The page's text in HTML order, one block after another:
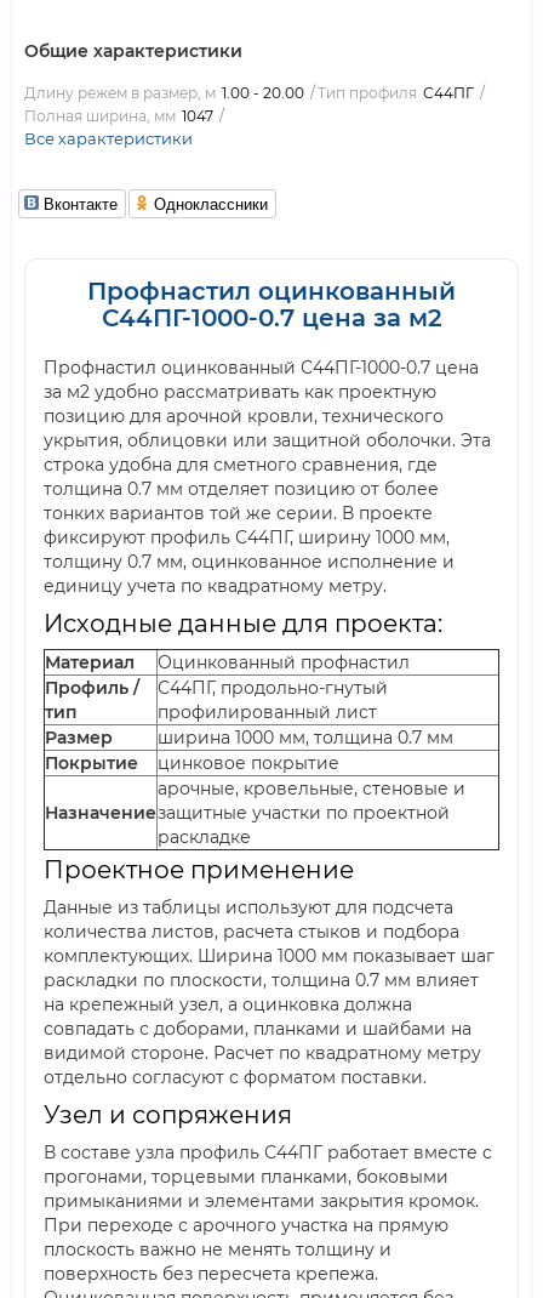
Общие характеристики
Длину режем в размер, м 1.00 - 20.00 Тип профиля С44ПГ
Полная ширина, мм 1047
Все характеристики
Вконтакте Одноклассники
Профнастил оцинкованный
С44ПГ-1000-0.7 цена за м2
Профнастил оцинкованный С44ПГ-1000-0.7 цена
за м2 удобно рассматривать как проектную
позицию для арочной кровли, технического
укрытия, облицовки или защитной оболочки. Эта
строка удобна для сметного сравнения, где
толщина 0.7 мм отделяет позицию от более
тонких вариантов той же серии. В проекте
фиксируют профиль С44ПГ, ширину 1000 мм,
толщину 0.7 мм, оцинкованное исполнение и
единицу учета по квадратному метру.
Исходные данные для проекта:
Материал
Оцинкованный профнастил
Профиль /
тип
С44ПГ, продольно-гнутый
профилированный лист
Размер
ширина 1000 мм, толщина 0.7 мм
Покрытие
цинковое покрытие
Назначение
арочные, кровельные, стеновые и
защитные участки по проектной
раскладке
Проектное применение
Данные из таблицы используют для подсчета
количества листов, расчета стыков и подбора
комплектующих. Ширина 1000 мм показывает шаг
раскладки по плоскости, толщина 0.7 мм влияет
на крепежный узел, а оцинковка должна
совпадать с доборами, планками и шайбами на
видимой стороне. Расчет по квадратному метру
отдельно согласуют с форматом поставки.
Узел и сопряжения
В составе узла профиль С44ПГ работает вместе с
прогонами, торцевыми планками, боковыми
примыканиями и элементами закрытия кромок.
При переходе с арочного участка на прямую
плоскость важно не менять толщину и
поверхность без пересчета крепежа.